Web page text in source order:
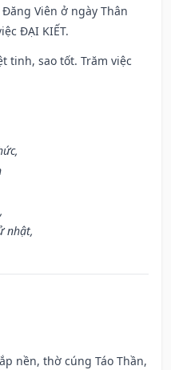
Viên ở ngày Thân
ĐẠI KIẾT.
tinh, sao tốt. Trăm việc
nhật,
nền, thờ cúng Táo Thần,